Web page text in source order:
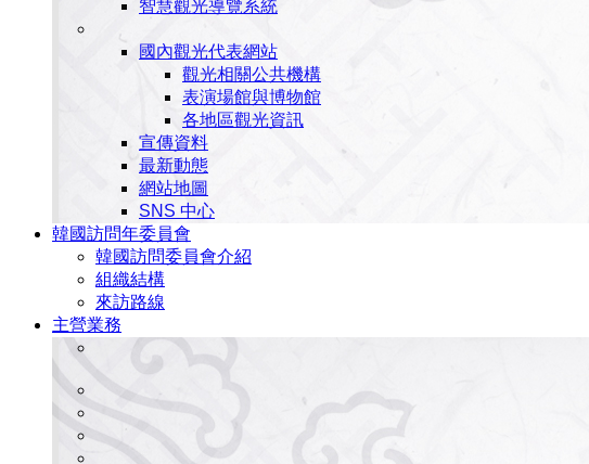
智慧觀光導覽系統
國內觀光代表網站
觀光相關公共機構
表演場館與博物館
各地區觀光資訊
宣傳資料
最新動態
網站地圖
SNS 中心
韓國訪問年委員會
韓國訪問委員會介紹
組織結構
來訪路線
主營業務